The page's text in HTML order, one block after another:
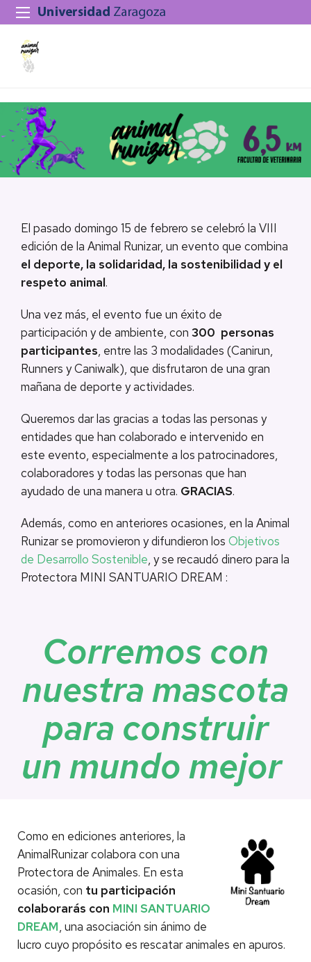
El pasado domingo 15 de febrero se celebró la VIII
edición de la Animal Runizar, un evento que combina
el deporte, la solidaridad, la sostenibilidad y el
respeto animal.
Una vez más, el evento fue un éxito de
participación y de ambiente, con 300 personas
participantes, entre las 3 modalidades (Canirun,
Runners y Caniwalk), que disfrutaron de una gran
mañana de deporte y actividades.
Queremos dar las gracias a todas las personas y
entidades que han colaborado e intervenido en
este evento, especialmente a los patrocinadores,
colaboradores y todas las personas que han
ayudado de una manera u otra. GRACIAS.
Además, como en anteriores ocasiones, en la Animal
Runizar se promovieron y difundieron los Objetivos
de Desarrollo Sostenible, y se recaudó dinero para la
Protectora MINI SANTUARIO DREAM :
Corremos con
nuestra mascota
para construir
un mundo mejor
Como en ediciones anteriores, la
AnimalRunizar colabora con una
Protectora de Animales. En esta
ocasión, con tu participación
colaborarás con MINI SANTUARIO
DREAM, una asociación sin ánimo de
lucro cuyo propósito es rescatar animales en apuros.